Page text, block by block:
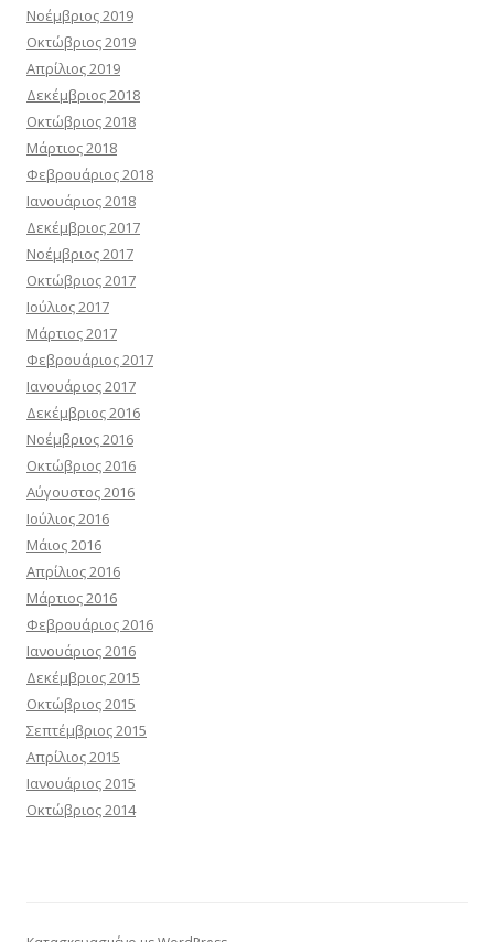
Νοέμβριος 2019
Οκτώβριος 2019
Απρίλιος 2019
Δεκέμβριος 2018
Οκτώβριος 2018
Μάρτιος 2018
Φεβρουάριος 2018
Ιανουάριος 2018
Δεκέμβριος 2017
Νοέμβριος 2017
Οκτώβριος 2017
Ιούλιος 2017
Μάρτιος 2017
Φεβρουάριος 2017
Ιανουάριος 2017
Δεκέμβριος 2016
Νοέμβριος 2016
Οκτώβριος 2016
Αύγουστος 2016
Ιούλιος 2016
Μάιος 2016
Απρίλιος 2016
Μάρτιος 2016
Φεβρουάριος 2016
Ιανουάριος 2016
Δεκέμβριος 2015
Οκτώβριος 2015
Σεπτέμβριος 2015
Απρίλιος 2015
Ιανουάριος 2015
Οκτώβριος 2014